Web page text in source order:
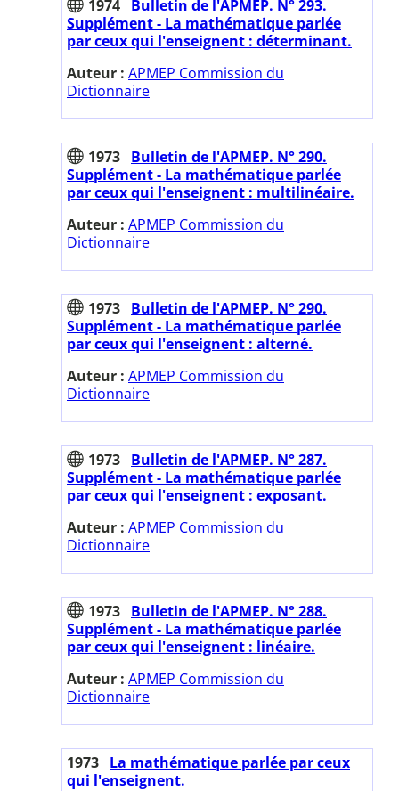
1974 Bulletin de l'APMEP. N° 293.
Supplément - La mathématique parlée
par ceux qui l'enseignent : déterminant.
Auteur : APMEP Commission du
Dictionnaire
1973 Bulletin de l'APMEP. N° 290.
Supplément - La mathématique parlée
par ceux qui l'enseignent : multilinéaire.
Auteur : APMEP Commission du
Dictionnaire
1973 Bulletin de l'APMEP. N° 290.
Supplément - La mathématique parlée
par ceux qui l'enseignent : alterné.
Auteur : APMEP Commission du
Dictionnaire
1973 Bulletin de l'APMEP. N° 287.
Supplément - La mathématique parlée
par ceux qui l'enseignent : exposant.
Auteur : APMEP Commission du
Dictionnaire
1973 Bulletin de l'APMEP. N° 288.
Supplément - La mathématique parlée
par ceux qui l'enseignent : linéaire.
Auteur : APMEP Commission du
Dictionnaire
1973 La mathématique parlée par ceux
qui l'enseignent.